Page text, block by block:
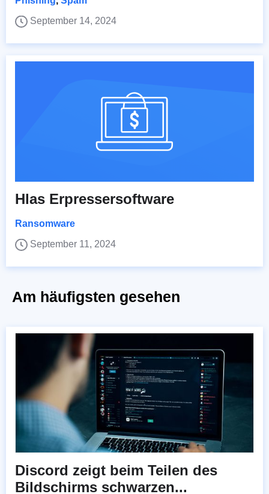
September 14, 2024
Hlas Erpressersoftware
Ransomware
September 11, 2024
Am häufigsten gesehen
Discord zeigt beim Teilen des
Bildschirms schwarzen...